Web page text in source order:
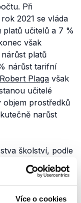
Více o cookies
Při
2021 se vláda
učitelů a 7 %
však
platů
nárůst tarifní
Robert Plaga však
učitelé
prostředků
narůst
školství, podle
(.docx, str. 1)
mzdy/platy všech
přibližně o 10
roce2020(.doc,